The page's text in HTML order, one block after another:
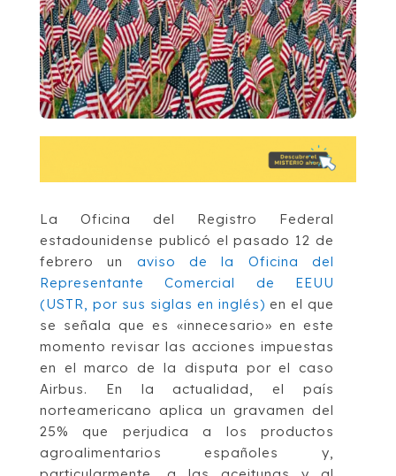
La Oficina del Registro Federal
estadounidense publicó el pasado 12 de
febrero un aviso de la Oficina del
Representante Comercial de EEUU
(USTR, por sus siglas en inglés) en el que
se señala que es «innecesario» en este
momento revisar las acciones impuestas
en el marco de la disputa por el caso
Airbus. En la actualidad, el país
norteamericano aplica un gravamen del
25% que perjudica a los productos
agroalimentarios españoles y,